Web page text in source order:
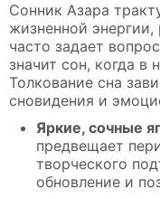
Сонник Азара
жизненной
часто задает
значит сон, когда в
Толкование сна
сновидения и
Яркие, сочные
предвещает
творческого
обновление и